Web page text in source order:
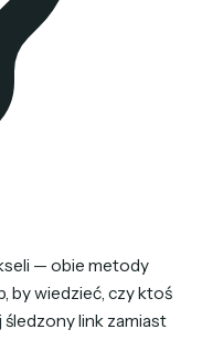
— obie metody
by wiedzieć, czy ktoś
śledzony link zamiast